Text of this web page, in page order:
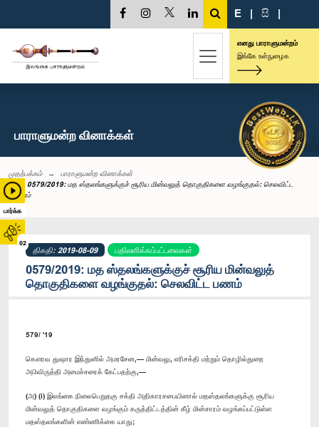
பார்க்க
02
E | සි |
எனது பாராளுமன்றம்
இங்கே உள்நுழைக
பாராளுமன்ற வினாக்கள்
முதற்பக்கம்
பாராளுமன்ற வினாக்கள்
0579/2019: மத ஸ்தலங்களுக்குச் சூரிய மின்வலுத் தொகுதிகளை வழங்குதல்: செலவிட்ட
பணம்
திகதி: 2019-08-09 பதிலளிக்கப்பட்டவைகள்
0579/2019: மத ஸ்தலங்களுக்குச் சூரிய மின்வலுத்
தொகுதிகளை வழங்குதல்: செலவிட்ட பணம்
579/ '19
கௌரவ துஷார இந்துனில் அமரசேன,— மின்வலு, எரிசக்தி மற்றும் தொழில்துறை
அபிவிருத்தி அமைச்சரைக் கேட்பதற்கு,—
(அ) (i) இலங்கை நிலைபெறுதகு சக்தி அதிகாரசபையினால் மதஸ்தலங்களுக்கு சூரிய
மின்வலுத் தொகுதிகளை வழங்கும் கருத்திட்டத்தின் கீழ் மின்சாரம் வழங்கப்பட்டுள்ள
மதஸ்தலங்களின் எண்ணிக்கை யாது;